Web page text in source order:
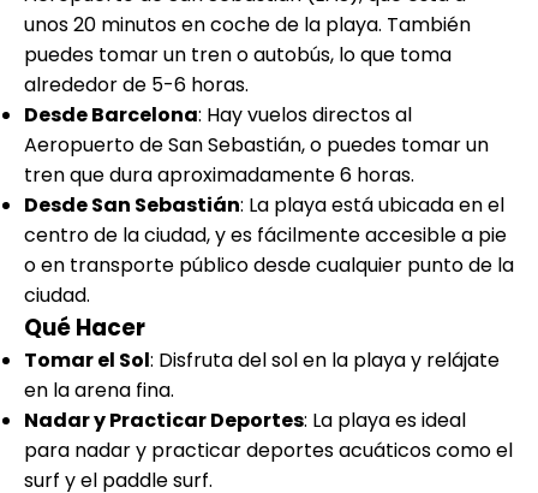
unos 20 minutos en coche de la playa. También
puedes tomar un tren o autobús, lo que toma
alrededor de 5-6 horas.
Desde Barcelona: Hay vuelos directos al
Aeropuerto de San Sebastián, o puedes tomar un
tren que dura aproximadamente 6 horas.
Desde San Sebastián: La playa está ubicada en el
centro de la ciudad, y es fácilmente accesible a pie
o en transporte público desde cualquier punto de la
ciudad.
Qué Hacer
Tomar el Sol: Disfruta del sol en la playa y relájate
en la arena fina.
Nadar y Practicar Deportes: La playa es ideal
para nadar y practicar deportes acuáticos como el
surf y el paddle surf.